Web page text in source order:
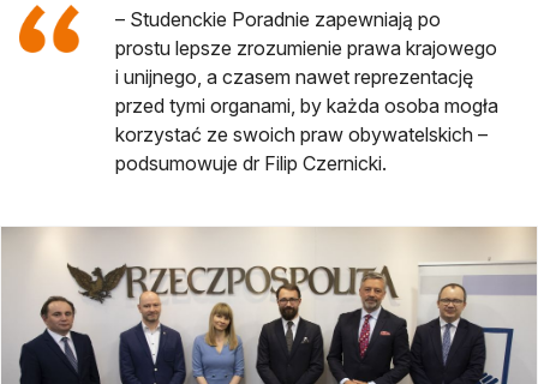
– Studenckie Poradnie zapewniają po
prostu lepsze zrozumienie prawa krajowego
i unijnego, a czasem nawet reprezentację
przed tymi organami, by każda osoba mogła
korzystać ze swoich praw obywatelskich –
podsumowuje dr Filip Czernicki.